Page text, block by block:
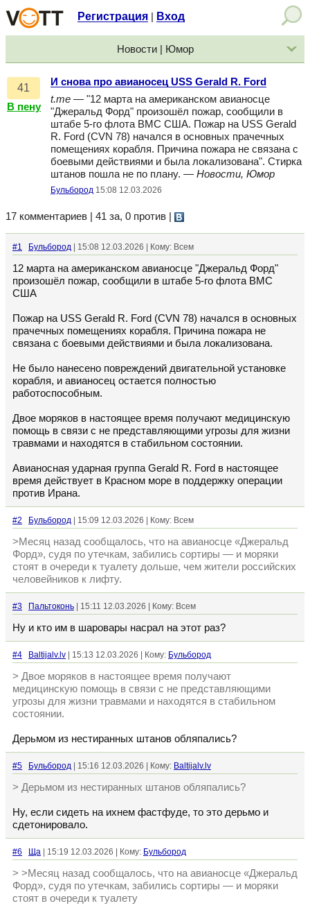
Регистрация Вход
Новости | Юмор
41
В пену
И снова про авианосец USS Gerald R. Ford
t.me — "12 марта на американском авианосце
"Джеральд Форд" произошёл пожар, сообщили в
штабе 5-го флота ВМС США. Пожар на USS Gerald
R. Ford (CVN 78) начался в основных прачечных
помещениях корабля. Причина пожара не связана с
боевыми действиями и была локализована". Стирка
штанов пошла не по плану. — Новости, Юмор
Бульбород 15:08 12.03.2026
17 комментариев | 41 за, 0 против
#1 Бульбород | 15:08 12.03.2026 | Кому: Всем
12 марта на американском авианосце "Джеральд Форд"
произошёл пожар, сообщили в штабе 5-го флота ВМС
США
Пожар на USS Gerald R. Ford (CVN 78) начался в основных
прачечных помещениях корабля. Причина пожара не
связана с боевыми действиями и была локализована.
Не было нанесено повреждений двигательной установке
корабля, и авианосец остается полностью
работоспособным.
Двое моряков в настоящее время получают медицинскую
помощь в связи с не представляющими угрозы для жизни
травмами и находятся в стабильном состоянии.
Авианосная ударная группа Gerald R. Ford в настоящее
время действует в Красном море в поддержку операции
против Ирана.
#2 Бульбород | 15:09 12.03.2026 | Кому: Всем
>Месяц назад сообщалось, что на авианосце «Джеральд
Форд», судя по утечкам, забились сортиры — и моряки
стоят в очереди к туалету дольше, чем жители российских
человейников к лифту.
#3 Пальтоконь | 15:11 12.03.2026 | Кому: Всем
Ну и кто им в шаровары насрал на этот раз?
#4 Baltijalv.lv | 15:13 12.03.2026 | Кому: Бульбород
> Двое моряков в настоящее время получают
медицинскую помощь в связи с не представляющими
угрозы для жизни травмами и находятся в стабильном
состоянии.
Дерьмом из нестиранных штанов обляпались?
#5 Бульбород | 15:16 12.03.2026 | Кому: Baltijalv.lv
> Дерьмом из нестиранных штанов обляпались?
Ну, если сидеть на ихнем фастфуде, то это дерьмо и
сдетонировало.
#6 Ща | 15:19 12.03.2026 | Кому: Бульбород
> >Месяц назад сообщалось, что на авианосце «Джеральд
Форд», судя по утечкам, забились сортиры — и моряки
стоят в очереди к туалету